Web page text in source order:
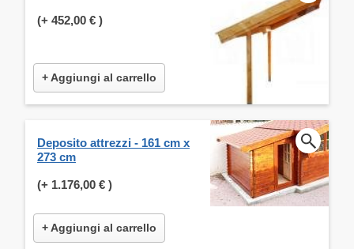
(+ 452,00 € )
+ Aggiungi al carrello
Deposito attrezzi - 161 cm x
273 cm
(+ 1.176,00 € )
+ Aggiungi al carrello